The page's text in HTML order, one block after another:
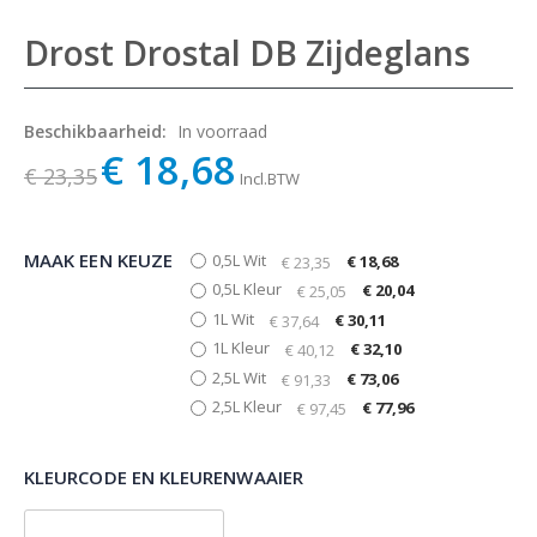
Drost Drostal DB Zijdeglans
Beschikbaarheid: In voorraad
€ 23,35€ 18,68 Incl.BTW
MAAK EEN KEUZE 0,5L Wit € 23,35
€ 18,68
0,5L Kleur
€ 25,05
€ 20,04
1L Wit
€ 37,64
€ 30,11
1L Kleur
€ 40,12
€ 32,10
2,5L Wit
€ 91,33
€ 73,06
2,5L Kleur
€ 97,45 € 77,96
KLEURCODE EN KLEURENWAAIER